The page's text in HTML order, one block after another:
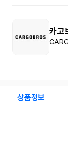
카고
상품정보